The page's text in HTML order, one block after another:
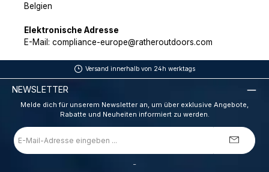
Belgien
Elektronische Adresse
E-Mail: compliance-europe@ratheroutdoors.com
Versand innerhalb von 24h werktags
NEWSLETTER
Melde dich für unserem Newsletter an, um über exklusive Angebote,
Rabatte und Neuheiten informiert zu werden.
E-
Mail-
Adresse